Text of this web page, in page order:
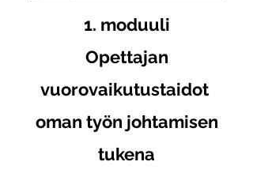
1. moduuli
Opettajan
vuorovaikutustaidot
oman työn johtamisen
tukena